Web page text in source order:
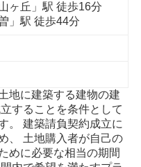
まで7分
ヶ丘」駅 徒歩16分
」駅 徒歩44分
地に建築する建物の建
することを条件として
。 建築請負契約成立に
、 土地購入者が自己の
めに必要な相当の期間